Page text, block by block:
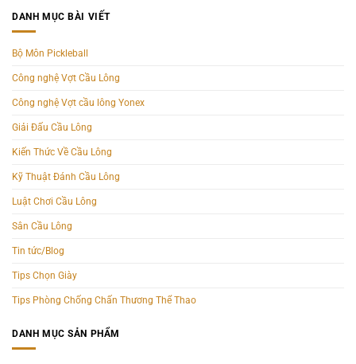
DANH MỤC BÀI VIẾT
Bộ Môn Pickleball
Công nghệ Vợt Cầu Lông
Công nghệ Vợt cầu lông Yonex
Giải Đấu Cầu Lông
Kiến Thức Về Cầu Lông
Kỹ Thuật Đánh Cầu Lông
Luật Chơi Cầu Lông
Sân Cầu Lông
Tin tức/Blog
Tips Chọn Giày
Tips Phòng Chống Chấn Thương Thể Thao
DANH MỤC SẢN PHẨM